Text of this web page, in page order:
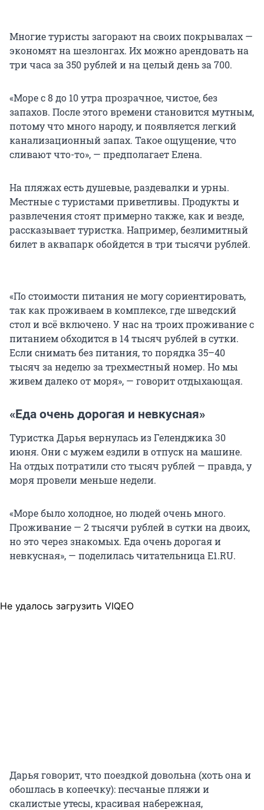
Многие туристы загорают на своих покрывалах —
экономят на шезлонгах. Их можно арендовать на
три часа за 350 рублей и на целый день за 700.
«Море с 8 до 10 утра прозрачное, чистое, без
запахов. После этого времени становится мутным,
потому что много народу, и появляется легкий
канализационный запах. Такое ощущение, что
сливают что-то», — предполагает Елена.
На пляжах есть душевые, раздевалки и урны.
Местные с туристами приветливы. Продукты и
развлечения стоят примерно также, как и везде,
рассказывает туристка. Например, безлимитный
билет в аквапарк обойдется в три тысячи рублей.
«По стоимости питания не могу сориентировать,
так как проживаем в комплексе, где шведский
стол и всё включено. У нас на троих проживание с
питанием обходится в 14 тысяч рублей в сутки.
Если снимать без питания, то порядка 35–40
тысяч за неделю за трехместный номер. Но мы
живем далеко от моря», — говорит отдыхающая.
«Еда очень дорогая и невкусная»
Туристка Дарья вернулась из Геленджика 30
июня. Они с мужем ездили в отпуск на машине.
На отдых потратили сто тысяч рублей — правда, у
моря провели меньше недели.
«Море было холодное, но людей очень много.
Проживание — 2 тысячи рублей в сутки на двоих,
но это через знакомых. Еда очень дорогая и
невкусная», — поделилась читательница E1.RU.
Не удалось загрузить VIQEO
Дарья говорит, что поездкой довольна (хоть она и
обошлась в копеечку): песчаные пляжи и
скалистые утесы, красивая набережная,